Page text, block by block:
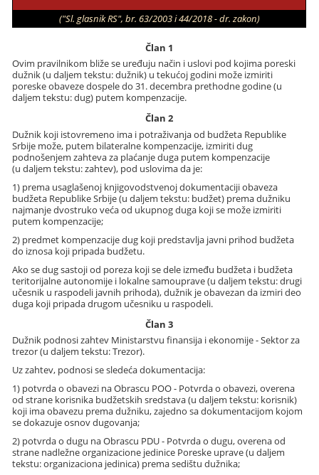
("Sl. glasnik RS", br. 63/2003 i 44/2018 - dr. zakon)
Član 1
Ovim pravilnikom bliže se uređuju način i uslovi pod kojima poreski
dužnik (u daljem tekstu: dužnik) u tekućoj godini može izmiriti
poreske obaveze dospele do 31. decembra prethodne godine (u
daljem tekstu: dug) putem kompenzacije.
Član 2
Dužnik koji istovremeno ima i potraživanja od budžeta Republike
Srbije može, putem bilateralne kompenzacije, izmiriti dug
podnošenjem zahteva za plaćanje duga putem kompenzacije
(u daljem tekstu: zahtev), pod uslovima da je:
1) prema usaglašenoj knjigovodstvenoj dokumentaciji obaveza
budžeta Republike Srbije (u daljem tekstu: budžet) prema dužniku
najmanje dvostruko veća od ukupnog duga koji se može izmiriti
putem kompenzacije;
2) predmet kompenzacije dug koji predstavlja javni prihod budžeta
do iznosa koji pripada budžetu.
Ako se dug sastoji od poreza koji se dele između budžeta i budžeta
teritorijalne autonomije i lokalne samouprave (u daljem tekstu: drugi
učesnik u raspodeli javnih prihoda), dužnik je obavezan da izmiri deo
duga koji pripada drugom učesniku u raspodeli.
Član 3
Dužnik podnosi zahtev Ministarstvu finansija i ekonomije - Sektor za
trezor (u daljem tekstu: Trezor).
Uz zahtev, podnosi se sledeća dokumentacija:
1) potvrda o obavezi na Obrascu POO - Potvrda o obavezi, overena
od strane korisnika budžetskih sredstava (u daljem tekstu: korisnik)
koji ima obavezu prema dužniku, zajedno sa dokumentacijom kojom
se dokazuje osnov dugovanja;
2) potvrda o dugu na Obrascu PDU - Potvrda o dugu, overena od
strane nadležne organizacione jedinice Poreske uprave (u daljem
tekstu: organizaciona jedinica) prema sedištu dužnika;